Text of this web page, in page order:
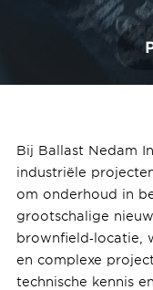
Bij Ballast Nedam
industriële
om onderhoud in
grootschalige
brownfield‑locatie,
en complexe
technische kennis